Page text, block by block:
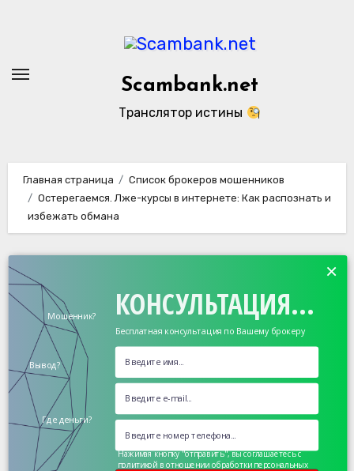
Scambank.net
Транслятор истины
Главная страница
Список брокеров мошенников
Остерегаемся. Лже-курсы в интернете: Как распознать и
избежать обмана
КОНСУЛЬТАЦИЯ...
Бесплатная консультация по Вашему брокеру
Мошенник?
Вывод?
Где деньги?
×
Нажимая кнопку "отправить", вы соглашаетесь с
политикой в отношении обработки персональных